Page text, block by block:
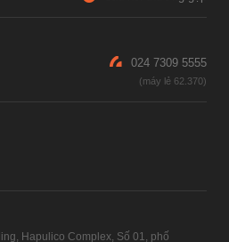
024 7309 5555
Hapulico Complex, Số 01, phố